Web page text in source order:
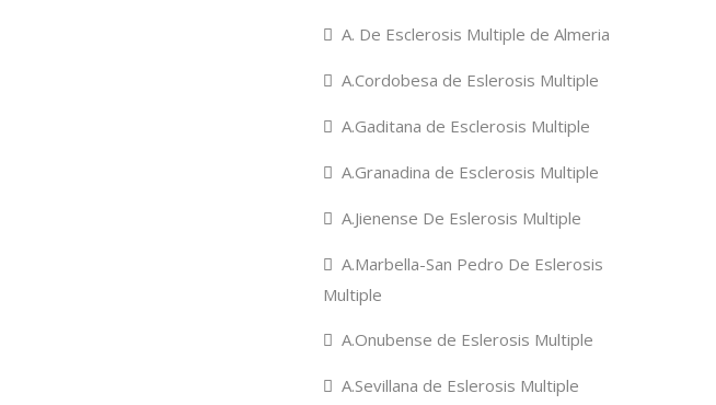
A. De Esclerosis Multiple de Almeria
A.Cordobesa de Eslerosis Multiple
A.Gaditana de Esclerosis Multiple
A.Granadina de Esclerosis Multiple
A.Jienense De Eslerosis Multiple
A.Marbella-San Pedro De Eslerosis
Multiple
A.Onubense de Eslerosis Multiple
A.Sevillana de Eslerosis Multiple